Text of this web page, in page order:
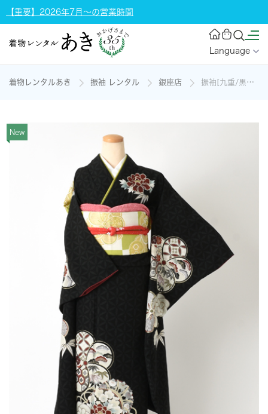
【重要】2026年7月～の営業時間
Language
着物レンタルあき 振袖 レンタル 銀座店 振袖[九重/黒地・ねじり梅]の着物レンタル
New